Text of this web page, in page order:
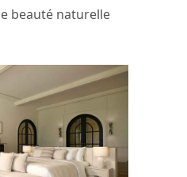
beauté naturelle